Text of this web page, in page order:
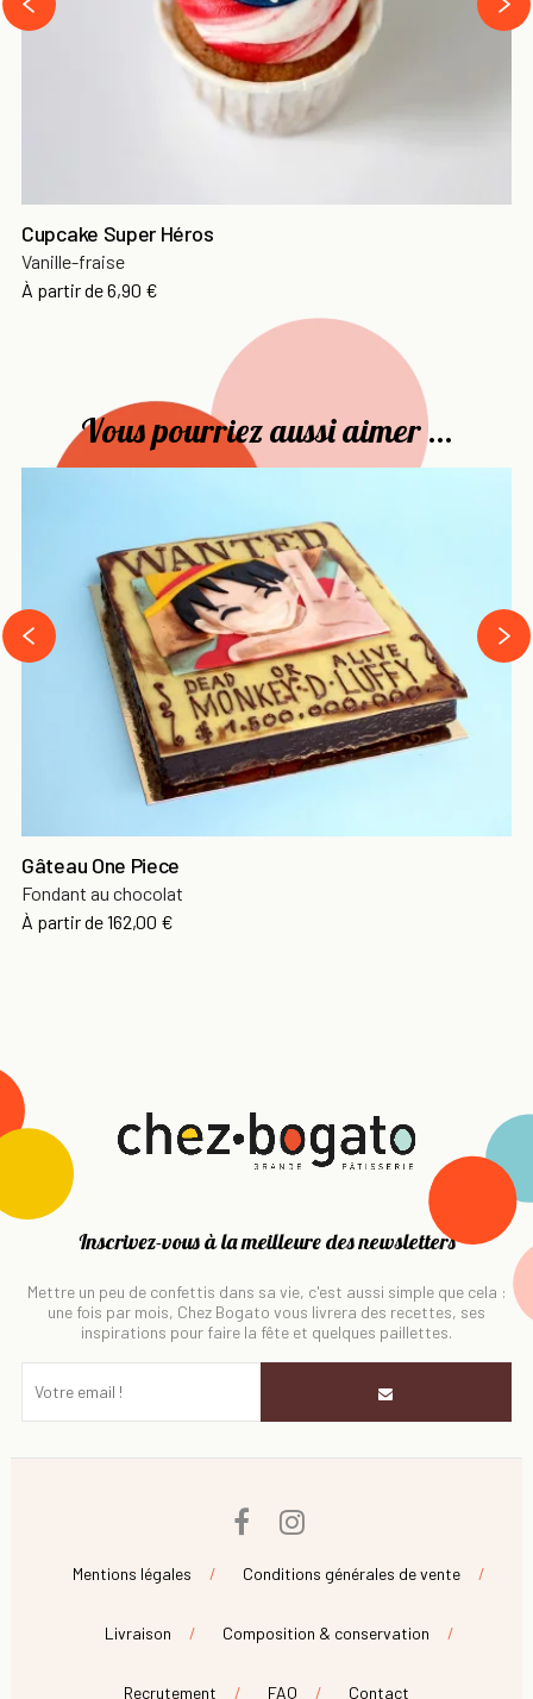
Cupcake Super Héros
Vanille-fraise
À partir dePrix
6,90 €
prev
Vous pourriez aussi aimer ...
Gâteau One Piece
Fondant au chocolat
À partir de162,00 €
‹
›
Inscrivez-vous à la meilleure des newsletters
Mettre un peu de confettis dans sa vie, c'est aussi simple que cela :
une fois par mois, Chez Bogato vous livrera des recettes, ses
inspirations pour faire la fête et quelques paillettes.
Facebook
Mentions légales Conditions générales de vente
Livraison Composition & conservation
Recrutement FAQ Contact